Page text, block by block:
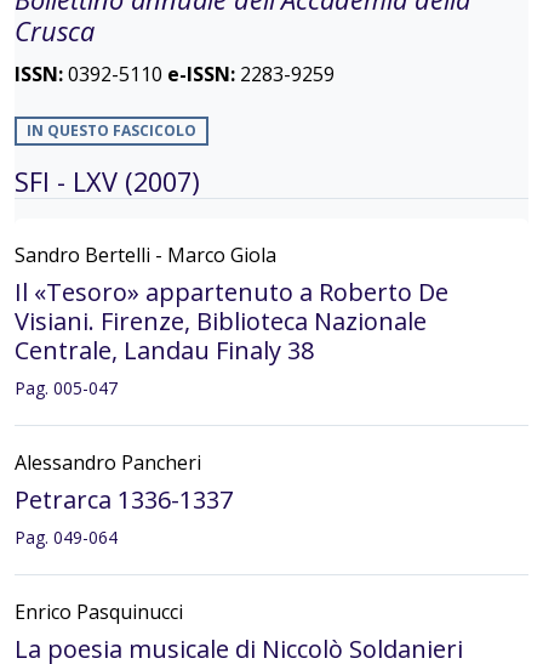
Crusca
ISSN:0392-5110 e-ISSN: 2283-9259
IN QUESTO FASCICOLO
SFI - LXV (2007)
Sandro Bertelli - Marco Giola
Il «Tesoro» appartenuto a Roberto De
Visiani. Firenze, Biblioteca Nazionale
Centrale, Landau Finaly 38
Pag. 005-047
Alessandro Pancheri
Petrarca 1336-1337
Pag. 049-064
Enrico Pasquinucci
La poesia musicale di Niccolò Soldanieri